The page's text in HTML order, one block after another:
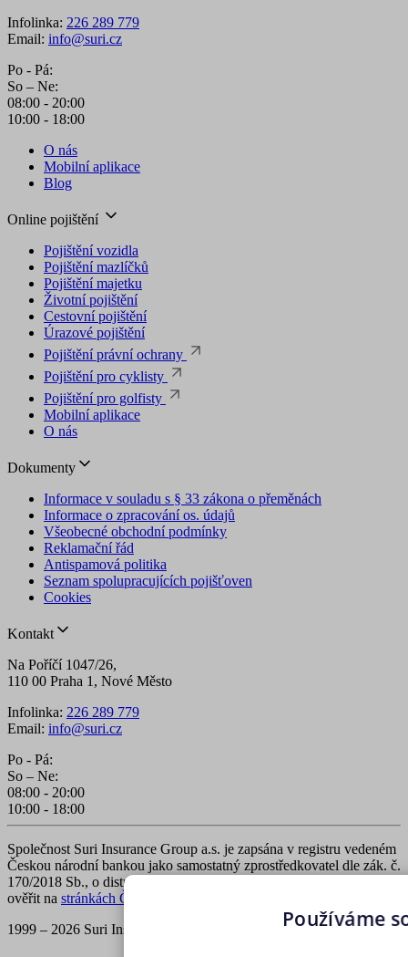
Infolinka: 226 289 779
Email: info@suri.cz
Po - Pá:
So – Ne:
08:00 - 20:00
10:00 - 18:00
O nás
Mobilní aplikace
Blog
Online pojištění
Pojištění vozidla
Pojištění mazlíčků
Pojištění majetku
Životní pojištění
Cestovní pojištění
Úrazové pojištění
Pojištění právní ochrany
Pojištění pro cyklisty
Pojištění pro golfisty
Mobilní aplikace
O nás
Dokumenty
Informace v souladu s § 33 zákona o přeměnách
Informace o zpracování os. údajů
Všeobecné obchodní podmínky
Reklamační řád
Antispamová politika
Seznam spolupracujících pojišťoven
Cookies
Kontakt
Na Poříčí 1047/26,
110 00 Praha 1, Nové Město
Infolinka: 226 289 779
Email: info@suri.cz
Po - Pá:
So – Ne:
08:00 - 20:00
10:00 - 18:00
Společnost Suri Insurance Group a.s. je zapsána v registru vedeném
Českou národní bankou jako samostatný zprostředkovatel dle zák. č.
170/2018 Sb., o distribuci pojištění a zajištění. Zápis v registru lze
ověřit na stránkách ČNB
1999 – 2026 Suri Insurance Group a.s., všechna práva vyhrazena
Používáme